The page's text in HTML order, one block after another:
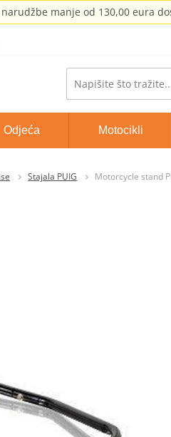
manje od 130,00 eura
Odjeća Motocikli
Stajala PUIG Motorcycle stand